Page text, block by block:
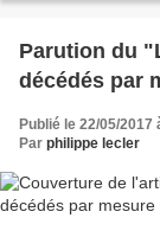
Parution du
décédés par
Publié le 22/05/2017
Par philippe lecler